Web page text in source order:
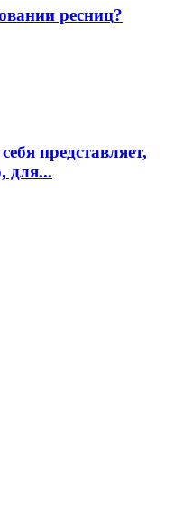
ресниц?
представляет,
для...